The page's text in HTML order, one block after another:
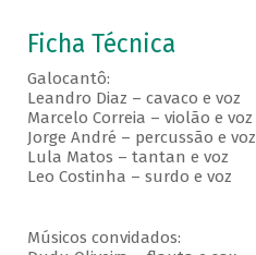
Ficha Técnica
Galocantô:
Leandro Diaz – cavaco e voz
Marcelo Correia – violão e voz
Jorge André – percussão e voz
Lula Matos – tantan e voz
Leo Costinha – surdo e voz
Músicos convidados: